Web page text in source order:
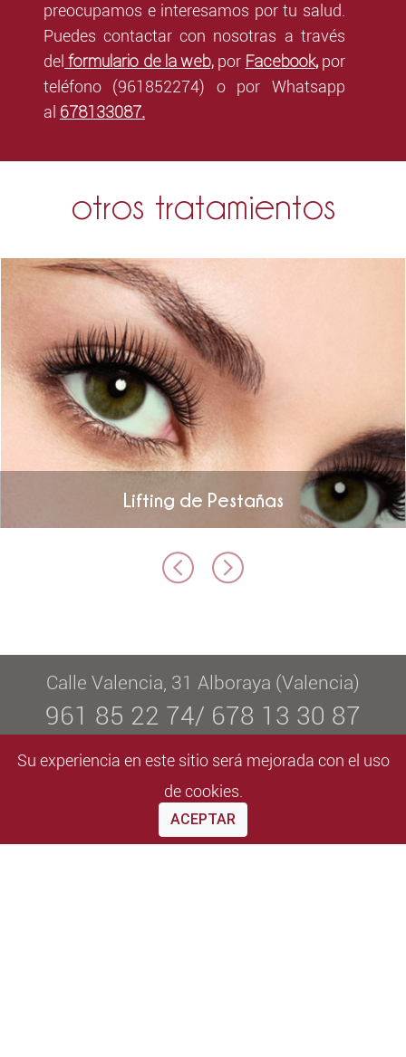
preocupamos e interesamos por tu salud.
Puedes contactar con nosotras a través
del formulario de la web, por Facebook, por
teléfono (961852274) o por Whatsapp
al 678133087.
otros tratamientos
Lifting de Pestañas
Calle Valencia, 31 Alboraya (Valencia)
961 85 22 74/ 678 13 30 87
info@elvaestetica.com
De lunes a viernes de 09:00 a 20:30
Su experiencia en este sitio será mejorada con el uso
de cookies.
ACEPTAR